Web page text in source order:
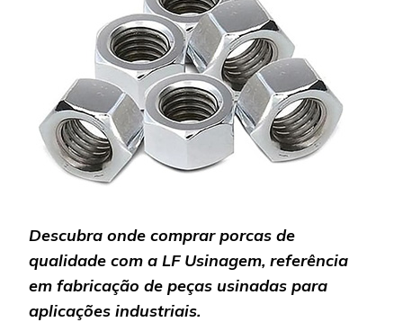
Descubra onde comprar porcas de
qualidade com a LF Usinagem, referência
em fabricação de peças usinadas para
aplicações industriais.